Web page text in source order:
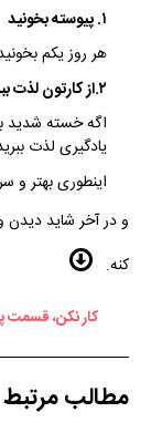
۱. پیوسته بخونید
هر روز یکم بخونید
۲.از کارتون لذت ببرید
اگه خسته شدید
یادگیری لذت
اینطوری بهتر و
و در آخر شاید
کنه.
کار نکن، قسمت
مطالب مرتبط